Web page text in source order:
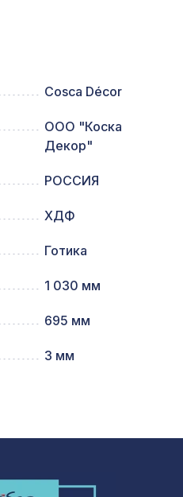
панель ДАМАСКО,
мальмо" в
Cosca Décor
ООО "Коска
Декор"
РОССИЯ
ХДФ
Готика
1 030 мм
695 мм
3 мм